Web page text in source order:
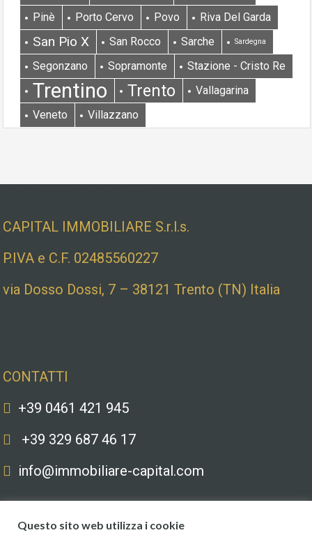
Pinè
Porto Cervo Povo Riva Del Garda
San Pio X San Rocco Sarche Sardegna
Segonzano Sopramonte Stazione - Cristo Re
Trentino Trento
Vallagarina
Veneto
Villazzano
CAPITAL IMMOBILIARE S.r.l.s.
P.IVA e C.F. 02485560227
via Dosso Dossi, 7 – 38121 Trento (TN) Italia
CONTATTI
+39 0461 421 945
+39 329 687 46 17
info@immobiliare-capital.com
Questo sito web utilizza i cookie